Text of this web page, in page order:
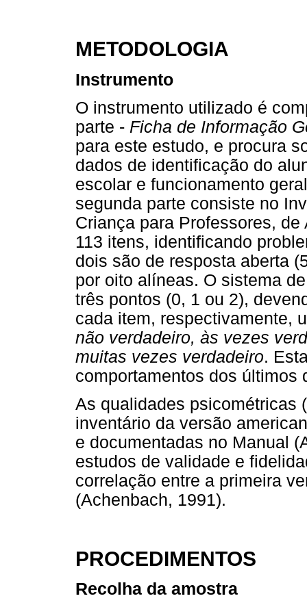
METODOLOGIA
Instrumento
O instrumento utilizado é
parte - Ficha de Informação
para este estudo, e procura
dados de identificação do
escolar e funcionamento
segunda parte consiste no
Criança para Professores,
113 itens, identificando
dois são de resposta aberta
por oito alíneas. O sistema
três pontos (0, 1 ou 2),
cada item, respectivamente,
não verdadeiro, às vezes
muitas vezes verdadeiro.
comportamentos dos últimos
As qualidades psicométricas
inventário da versão
e documentadas no Manual
estudos de validade e
correlação entre a primeira
(Achenbach, 1991).
PROCEDIMENTOS
Recolha da amostra